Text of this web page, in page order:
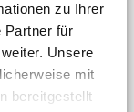
zu Ihrer
Partner für
Unsere
mit
bereitgestellt